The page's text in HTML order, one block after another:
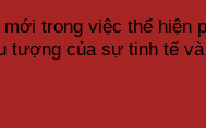
trong việc thể
tượng của sự tinh tế